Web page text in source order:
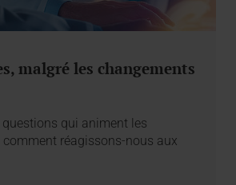
malgré les changements
qui animent les
comment réagissons-nous aux